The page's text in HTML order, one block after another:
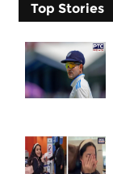
Top Stories